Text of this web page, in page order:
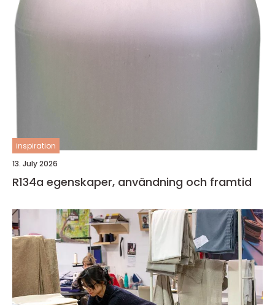
inspiration
13. July 2026
R134a egenskaper, användning och framtid